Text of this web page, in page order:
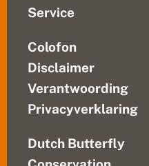
Service
Colofon
Disclaimer
Verantwoording
Privacyverklaring
Dutch Butterfly